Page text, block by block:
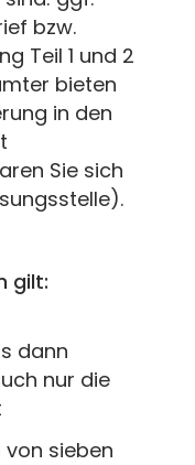
bzw.
Teil 1 und 2
bieten
in den
Sie sich
gilt:
dann
nur die
sieben